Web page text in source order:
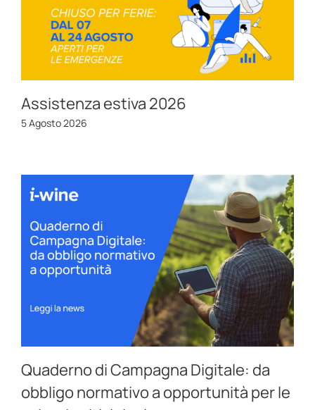
Assistenza estiva 2026
5 Agosto 2026
Quaderno di Campagna Digitale: da
obbligo normativo a opportunità per le